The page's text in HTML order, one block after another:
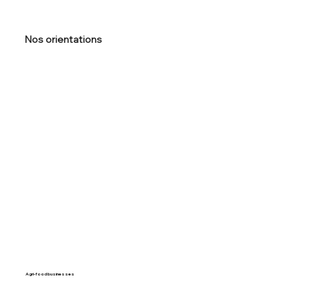
Agri-food businesses
Nos orientations